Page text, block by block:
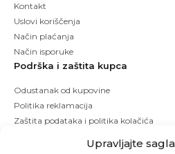
Upravljajte
Kontakt
Uslovi koriščenja
Način plaćanja
Način isporuke
Podrška i zaštita kupca
Odustanak od kupovine
Politika reklamacija
Zaštita podataka i politika kolačića